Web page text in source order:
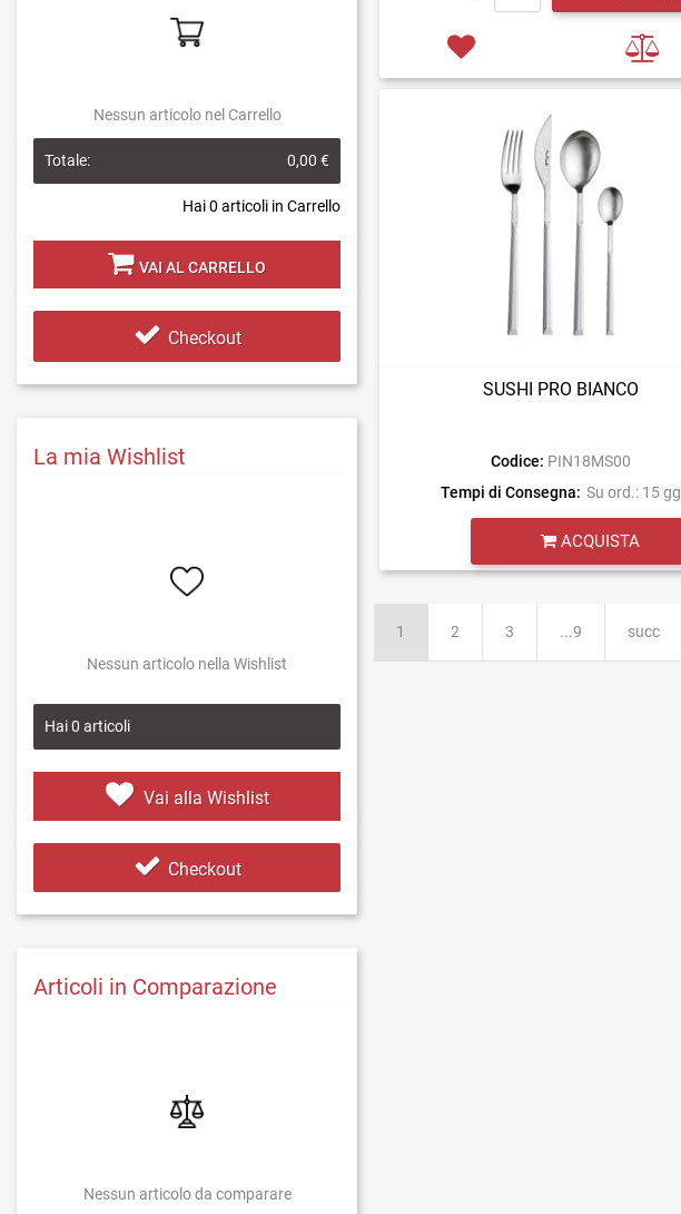
Nessun articolo nel Carrello
Hai0 articoli in Carrello
Totale: 0,00 €
VAI AL CARRELLO
Checkout
La mia Wishlist
Nessun articolo nella Wishlist
Hai0 articoli
Vai alla Wishlist
Checkout
Articoli in Comparazione
Nessun articolo da comparare
SUSHI PRO BIANCO
Codice: PIN18MS00
Tempi di Consegna: Su ord.: 15 gg
ACQUISTA
1 2 3 ...9 succ